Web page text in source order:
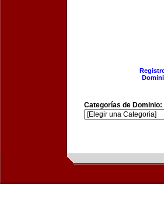
Categorías de Dominio: